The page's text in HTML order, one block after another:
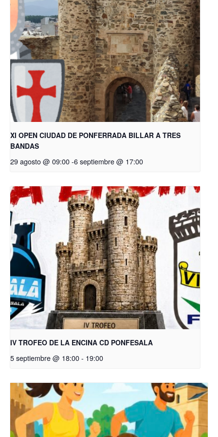
XI OPEN CIUDAD DE PONFERRADA BILLAR A TRES
BANDAS
29 agosto @ 09:00-6 septiembre @ 17:00
IV TROFEO DE LA ENCINA CD PONFESALA
5 septiembre @ 18:00- 19:00